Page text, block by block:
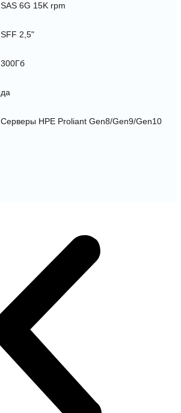
SAS 6G 15K rpm
SFF 2,5"
300Гб
да
Серверы HPE Proliant Gen8/Gen9/Gen10